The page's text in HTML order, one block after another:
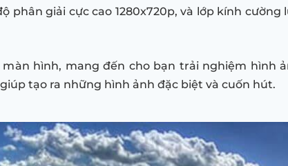
giải cực cao 1280x720p, và lớp kính cường
hình, mang đến cho bạn trải nghiệm hình
tạo ra những hình ảnh đặc biệt và cuốn hút.